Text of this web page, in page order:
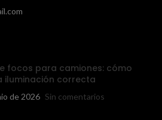
focos para camiones: cómo
iluminación correcta
de 2026 Sin comentarios